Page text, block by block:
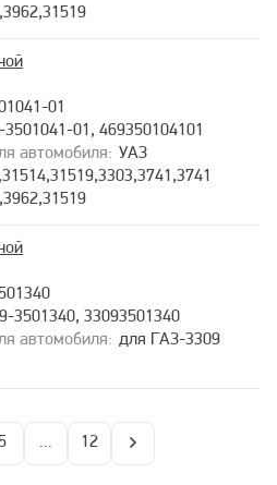
01
3501041-01, 469350104101
УАЗ
3501340, 33093501340
для ГАЗ-3309
... 12